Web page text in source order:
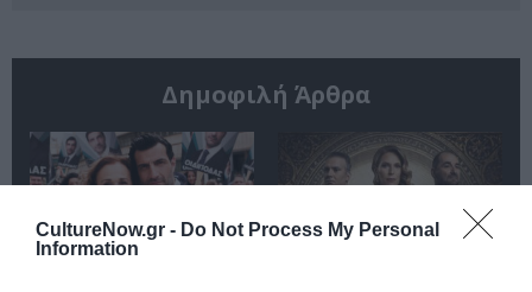
CultureNow.gr - Do Not Process My Personal
Information
Δημοφιλή Άρθρα